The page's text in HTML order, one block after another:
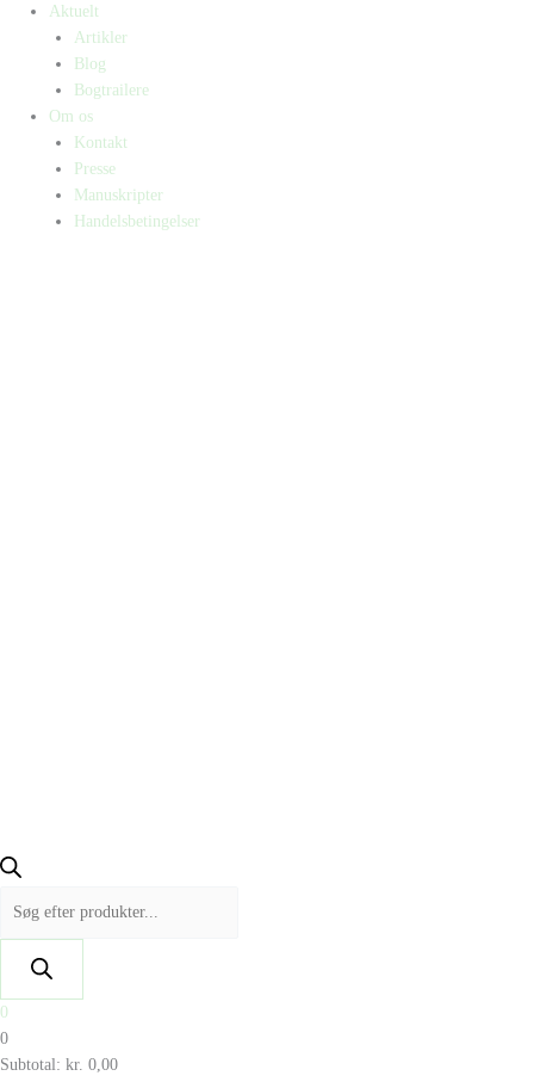
Aktuelt
Artikler
Blog
Bogtrailere
Om os
Kontakt
Presse
Manuskripter
Handelsbetingelser
0
0
Subtotal: kr. 0,00